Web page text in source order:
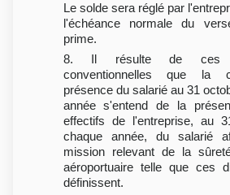
Le solde sera réglé par
l'échéance normale du
prime.
8. Il résulte de ces
conventionnelles que la
présence du salarié au 31
année s'entend de la
effectifs de l'entreprise, au
chaque année, du salarié
mission relevant de la
aéroportuaire telle que ces
définissent.